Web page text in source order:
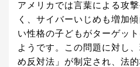
アメリカでは言葉による攻
く、サイバーいじめも増加
い性格の子どもがターゲッ
ようです。この問題に対し
め反対法」が制定され、法